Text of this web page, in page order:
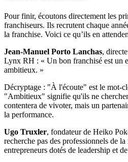
Pour finir, écoutons directement les
franchiseurs. Ils recrutent chaque
la franchise. Voici ce qu’ils en
Jean-Manuel Porto Lanchas,
Lynx RH : « Un bon franchisé est un
ambitieux. »
Décryptage : "À l'écoute" est le mot-
"Ambitieux" signifie qu'ils ne
contentera de vivoter, mais un
la performance.
Ugo Truxler, fondateur de Heiko
recherche pas des professionnels de
entrepreneurs dotés de leadership et